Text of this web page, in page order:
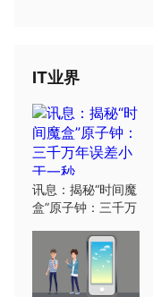
IT业界
讯息：揭秘“时间魔
盒”原子钟：三千万